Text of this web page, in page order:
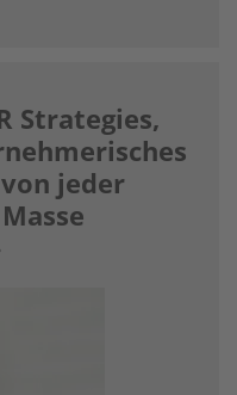
Strategies,
jeder